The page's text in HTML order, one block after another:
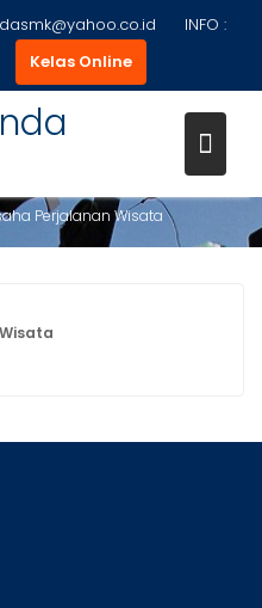
INFO :
Kelas Online
Perjalanan Wisata